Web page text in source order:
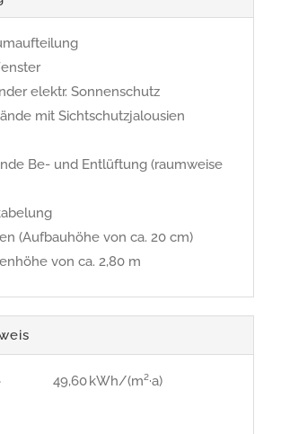
elektr. Sonnenschutz
mit Sichtschutzjalousien
Be- und Entlüftung (raumweise
(Aufbauhöhe von ca. 20 cm)
von ca. 2,80 m
49,60 kWh/(m²·a)